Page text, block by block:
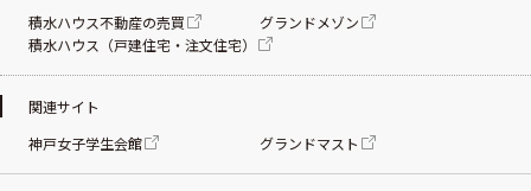
積水ハウス不動産の売買
グランドメゾン
積水ハウス（戸建住宅・注文住宅）
関連サイト
神戸女子学生会館
グランドマスト